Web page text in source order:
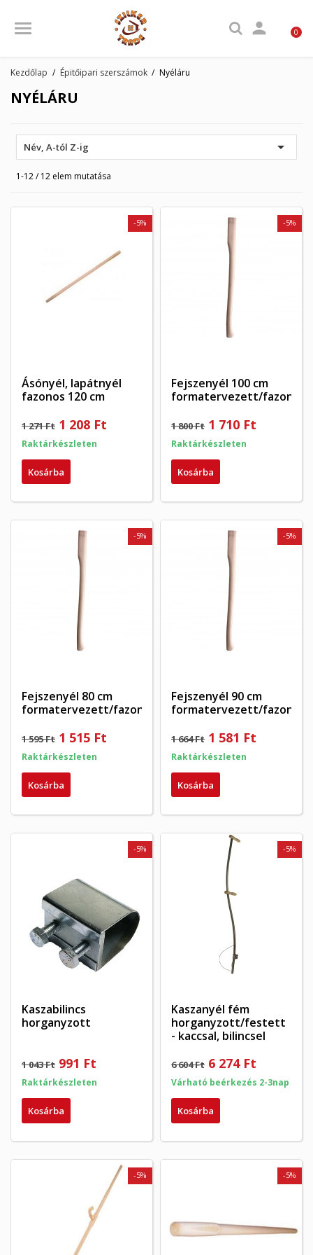
 0
Kezdőlap Épitőipari szerszámok Nyéláru
NYÉLÁRU
Név, A-tól Z-ig 
1-12 / 12 elem mutatása
Ásónyél, lapátnyél
fazonos 120 cm
1 271 Ft
-5%
1 208 Ft
Raktárkészleten
Kosárba
Fejszenyél 100 cm
formatervezett/fazonos
1 800 Ft
-5%
1 710 Ft
Raktárkészleten
Kosárba
Fejszenyél 80 cm
formatervezett/fazonos
1 595 Ft
-5%
1 515 Ft
Raktárkészleten
Kosárba
Fejszenyél 90 cm
formatervezett/fazonos
1 664 Ft
-5%
1 581 Ft
Raktárkészleten
Kosárba
Kaszabilincs
horganyzott
1 043 Ft
-5%
991 Ft
Raktárkészleten
Kosárba
Kaszanyél fém
horganyzott/festett
- kaccsal, bilincsel
6 604 Ft
-5%
6 274 Ft
Várható beérkezés 2-3nap
Kosárba
-5% -5%
((modalTitle)) ×
Kívánságlista létrehozása ×
Bejelentkezés ×